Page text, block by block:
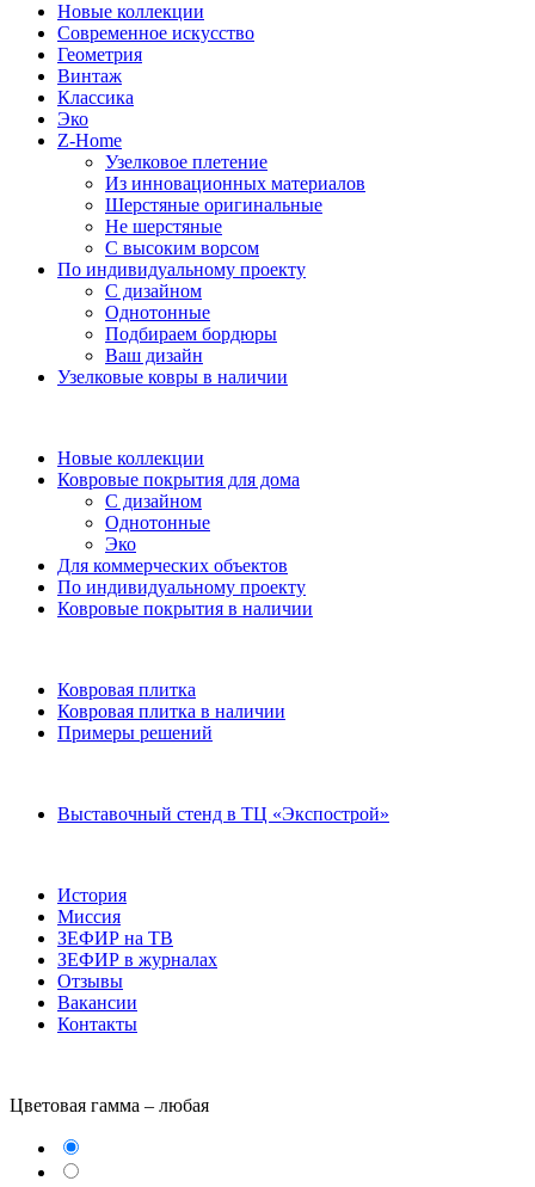
Новые коллекции
Современное искусство
Геометрия
Винтаж
Классика
Эко
Z-Home
Узелковое плетение
Из инновационных материалов
Шерстяные оригинальные
Не шерстяные
С высоким ворсом
По индивидуальному проекту
С дизайном
Однотонные
Подбираем бордюры
Ваш дизайн
Узелковые ковры в наличии
Новые коллекции
Ковровые покрытия для дома
С дизайном
Однотонные
Эко
Для коммерческих объектов
По индивидуальному проекту
Ковровые покрытия в наличии
Ковровая плитка
Ковровая плитка в наличии
Примеры решений
Выставочный стенд в ТЦ «Экспострой»
История
Миссия
ЗЕФИР на ТВ
ЗЕФИР в журналах
Отзывы
Вакансии
Контакты
Цветовая гамма – любая